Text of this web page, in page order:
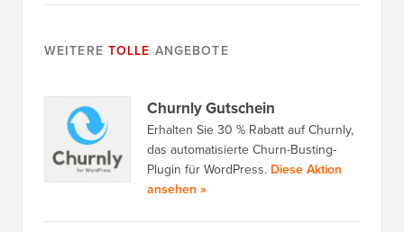
WEITERE TOLLE ANGEBOTE
Churnly Gutschein
Erhalten Sie 30 % Rabatt auf Churnly,
das automatisierte Churn-Busting-
Plugin für WordPress. Diese Aktion
ansehen »